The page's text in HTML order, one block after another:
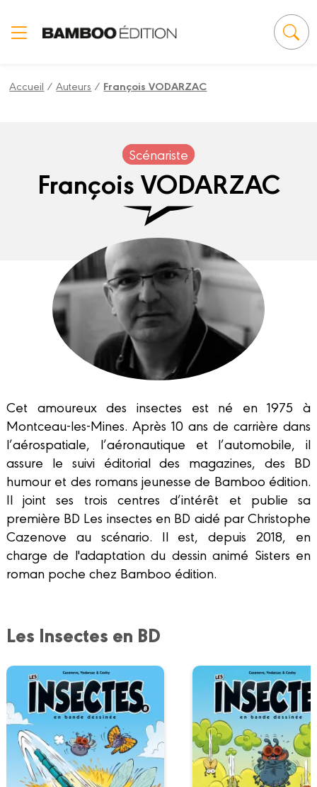
Accueil /Auteurs / François VODARZAC
Scénariste
François VODARZAC
Cet amoureux des insectes est né en 1975 à
Montceau-les-Mines. Après 10 ans de carrière dans
l’aérospatiale, l’aéronautique et l’automobile, il
assure le suivi éditorial des magazines, des BD
humour et des romans jeunesse de Bamboo édition.
Il joint ses trois centres d’intérêt et publie sa
première BD Les insectes en BD aidé par Christophe
Cazenove au scénario. Il est, depuis 2018, en
charge de l'adaptation du dessin animé Sisters en
roman poche chez Bamboo édition.
Les Insectes en BD